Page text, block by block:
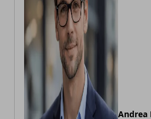
Andrea